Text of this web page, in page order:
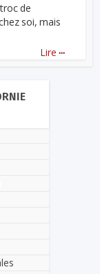
de
soi, mais
Lire ...